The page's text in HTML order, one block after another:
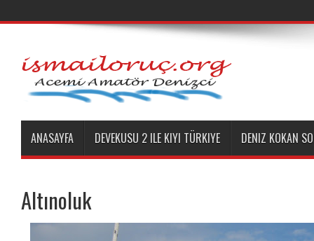
ANASAYFA DEVEKUSU 2 ILE KIYI TÜRKIYE DENIZ KOKAN
Altınoluk